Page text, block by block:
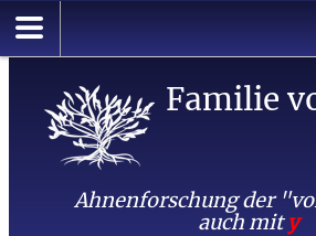
Familie
Ahnenforschung der
auch mity